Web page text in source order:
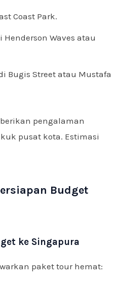
Coast Park.
Waves atau
Bugis Street atau Mustafa
pengalaman
pusat kota. Estimasi
Budget
ke Singapura
paket tour hemat: